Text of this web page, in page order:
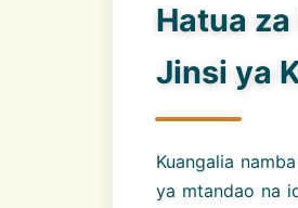
Hatua
Jinsi ya
Kuangalia
ya mtandao na